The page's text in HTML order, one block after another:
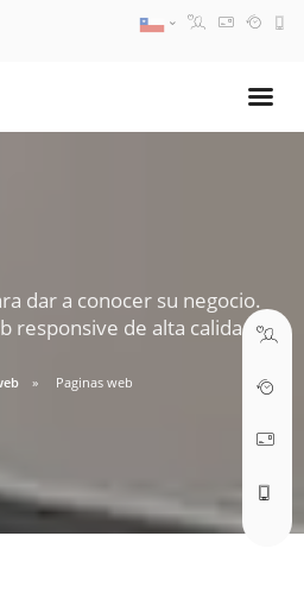
dar a conocer su negocio.
responsive de alta calidad.
Paginas web
18:30 PM